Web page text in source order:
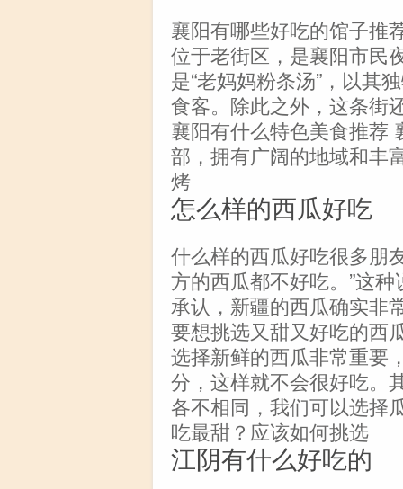
襄阳有哪些好吃的馆子推
位于老街区，是襄阳市民
是“老妈妈粉条汤”，以其
食客。除此之外，这条街
襄阳有什么特色美食推荐
部，拥有广阔的地域和丰
烤
怎么样的西瓜好吃
什么样的西瓜好吃很多朋
方的西瓜都不好吃。”这
承认，新疆的西瓜确实非
要想挑选又甜又好吃的西
选择新鲜的西瓜非常重要
分，这样就不会很好吃。
各不相同，我们可以选择
吃最甜？应该如何挑选
江阴有什么好吃的